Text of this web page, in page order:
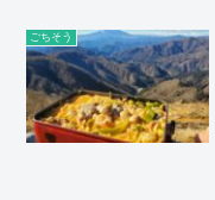
ごちそう